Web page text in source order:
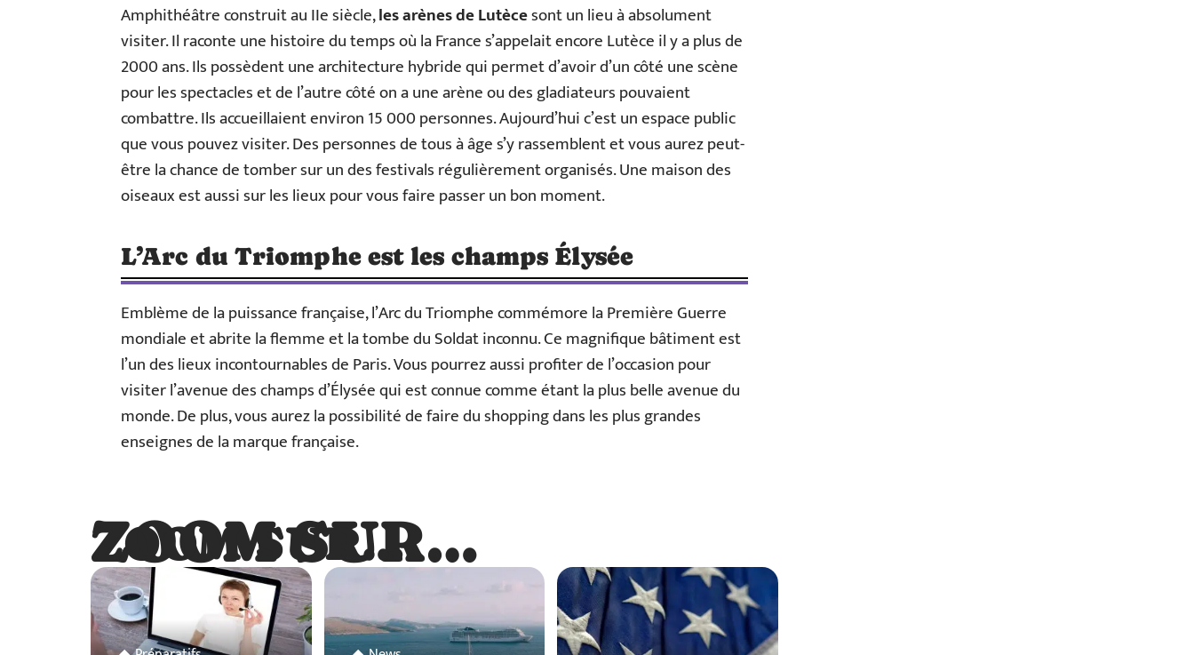
Amphithéâtre construit au IIe siècle,les arènes de Lutècesont un lieu à absolument
visiter. Il raconte une histoire du temps où la France s’appelait encore Lutèce il y a plus de
2000 ans. Ils possèdent une architecture hybride qui permet d’avoir d’un côté une scène
pour les spectacles et de l’autre côté on a une arène ou des gladiateurs pouvaient
combattre. Ils accueillaient environ 15 000 personnes. Aujourd’hui c’est un espace public
que vous pouvez visiter. Des personnes de tous à âge s’y rassemblent et vous aurez peut-
être la chance de tomber sur un des festivals régulièrement organisés. Une maison des
oiseaux est aussi sur les lieux pour vous faire passer un bon moment.
L’Arc du Triomphe est les champs Élysée
Emblème de la puissance française, l’Arc du Triomphe commémore la Première Guerre
mondiale et abrite la flemme et la tombe du Soldat inconnu. Ce magnifique bâtiment est
l’un des lieux incontournables de Paris. Vous pourrez aussi profiter de l’occasion pour
visiter l’avenue des champs d’Élysée qui est connue comme étant la plus belle avenue du
monde. De plus, vous aurez la possibilité de faire du shopping dans les plus grandes
enseignes de la marque française.
ZOOM SUR…
ZOOM SUR…